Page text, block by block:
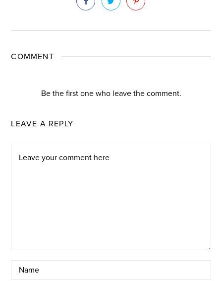
COMMENT
Be the first one who leave the comment.
LEAVE A REPLY